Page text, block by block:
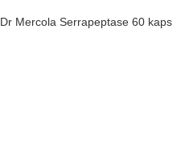
Dr Mercola Serrapeptase 60 kaps